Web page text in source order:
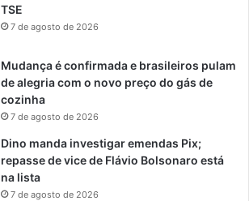
TSE
7 de agosto de 2026
Mudança é confirmada e brasileiros pulam
de alegria com o novo preço do gás de
cozinha
7 de agosto de 2026
Dino manda investigar emendas Pix;
repasse de vice de Flávio Bolsonaro está
na lista
7 de agosto de 2026